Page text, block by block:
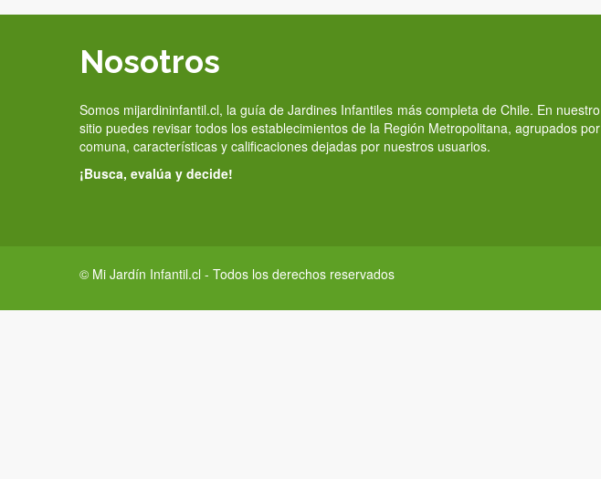
Nosotros
Somos mijardininfantil.cl, la guía de Jardines Infantiles más completa de Chile. En nuestro
sitio puedes revisar todos los establecimientos de la Región Metropolitana, agrupados por
comuna, características y calificaciones dejadas por nuestros usuarios.
¡Busca, evalúa y decide!
© Mi Jardín Infantil.cl - Todos los derechos reservados